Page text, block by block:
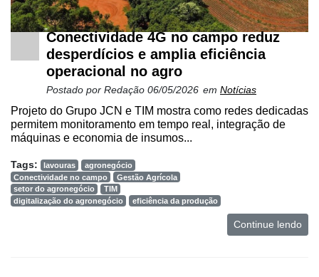
Conectividade 4G no campo reduz
desperdícios e amplia eficiência
operacional no agro
Postado por Redação 06/05/2026 em Notícias
Projeto do Grupo JCN e TIM mostra como redes dedicadas
permitem monitoramento em tempo real, integração de
máquinas e economia de insumos...
Tags: lavouras
agronegócio
Conectividade no campo
Gestão Agrícola
setor do agronegócio
TIM
digitalização do agronegócio
eficiência da produção
Continue lendo